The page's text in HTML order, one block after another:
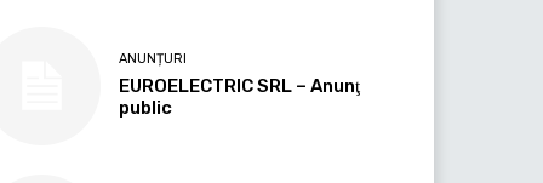
ANUNȚURI
EUROELECTRIC SRL – Anunţ
public